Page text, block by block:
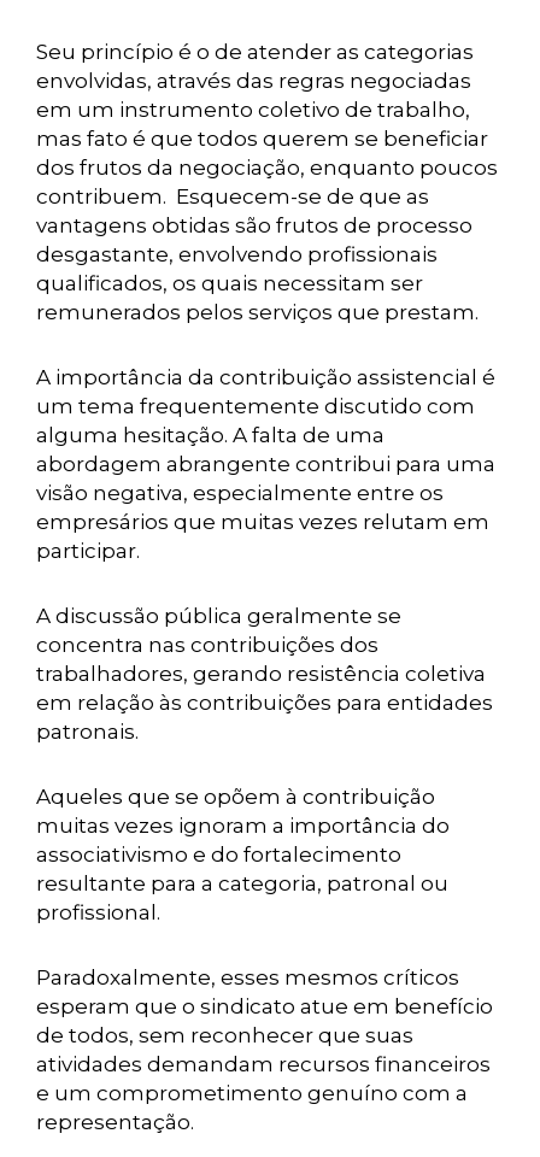
Seu princípio é o de atender as categorias
envolvidas, através das regras negociadas
em um instrumento coletivo de trabalho,
mas fato é que todos querem se beneficiar
dos frutos da negociação, enquanto poucos
contribuem. Esquecem-se de que as
vantagens obtidas são frutos de processo
desgastante, envolvendo profissionais
qualificados, os quais necessitam ser
remunerados pelos serviços que prestam.
A importância da contribuição assistencial é
um tema frequentemente discutido com
alguma hesitação. A falta de uma
abordagem abrangente contribui para uma
visão negativa, especialmente entre os
empresários que muitas vezes relutam em
participar.
A discussão pública geralmente se
concentra nas contribuições dos
trabalhadores, gerando resistência coletiva
em relação às contribuições para entidades
patronais.
Aqueles que se opõem à contribuição
muitas vezes ignoram a importância do
associativismo e do fortalecimento
resultante para a categoria, patronal ou
profissional.
Paradoxalmente, esses mesmos críticos
esperam que o sindicato atue em benefício
de todos, sem reconhecer que suas
atividades demandam recursos financeiros
e um comprometimento genuíno com a
representação.